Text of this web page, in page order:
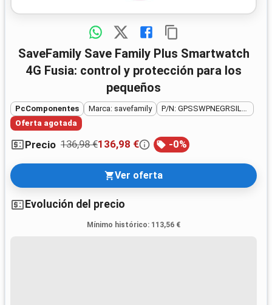
SaveFamily Save Family Plus Smartwatch
4G Fusia: control y protección para los
pequeños
PcComponentes Marca: savefamily
P/N: GPSSWPNEGRSILFUCSIA
Oferta agotada
Precio 136,98 €136,98 € -0%
Ver oferta
Evolución del precio
Mínimo histórico: 113,56 €